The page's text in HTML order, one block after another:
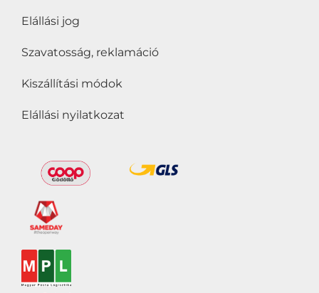
Elállási jog
Szavatosság, reklamáció
Kiszállítási módok
Elállási nyilatkozat